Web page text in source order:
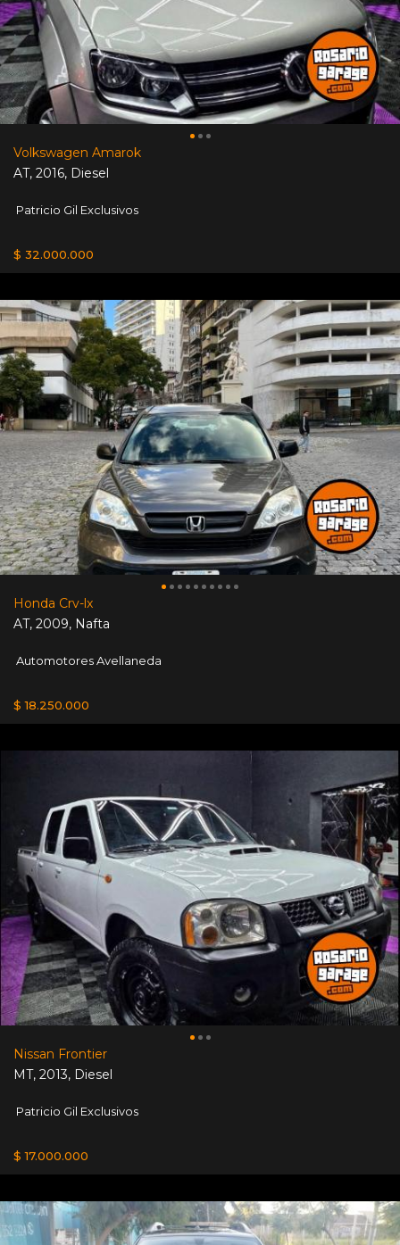
Volkswagen Amarok
AT, 2016, Diesel
Patricio Gil Exclusivos
$ 32.000.000
Honda Crv-lx
AT, 2009, Nafta
Automotores Avellaneda
$ 18.250.000
Nissan Frontier
MT, 2013, Diesel
Patricio Gil Exclusivos
$ 17.000.000